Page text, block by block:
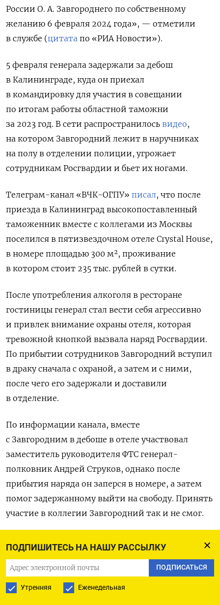
ПОДПИШИТЕСЬ НА НАШУ РАССЫЛКУ
ПОДПИСАТЬСЯ
Утренняя Еженедельная
России О. А. Завгороднего по собственному
желанию 6 февраля 2024 года», — отметили
в службе (цитата по «РИА Новости»).
5 февраля генерала задержали за дебош
в Калининграде, куда он приехал
в командировку для участия в совещании
по итогам работы областной таможни
за 2023 год. В сети распространилось видео,
на котором Завгородний лежит в наручниках
на полу в отделении полиции, угрожает
сотрудникам Росгвардии и бьет их ногами.
Телеграм-канал «ВЧК-ОГПУ» писал, что после
приезда в Калининград высокопоставленный
таможенник вместе с коллегами из Москвы
поселился в пятизвездочном отеле Crystal House,
в номере площадью 300 м², проживание
в котором стоит 235 тыс. рублей в сутки.
После употребления алкоголя в ресторане
гостиницы генерал стал вести себя агрессивно
и привлек внимание охраны отеля, которая
тревожной кнопкой вызвала наряд Росгвардии.
По прибытии сотрудников Завгородний вступил
в драку сначала с охраной, а затем и с ними,
после чего его задержали и доставили
в отделение.
По информации канала, вместе
с Завгородним в дебоше в отеле участвовал
заместитель руководителя ФТС генерал-
полковник Андрей Струков, однако после
прибытия наряда он заперся в номере, а затем
помог задержанному выйти на свободу. Принять
участие в коллегии Завгородний так и не смог.
источников, после этого ФТС пыталась
замять скандал и отправила генерала
на больничный, однако в итоге дело все же
дошло до увольнения. Впрочем, ему